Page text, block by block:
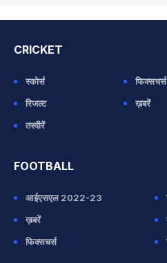
CRICKET
स्कोर्स
फिक्सचर्स
रिजल्ट
ख़बरें
तस्वीरें
FOOTBALL
आईएसएल 2022-23
ख़बरें
फिक्सचर्स